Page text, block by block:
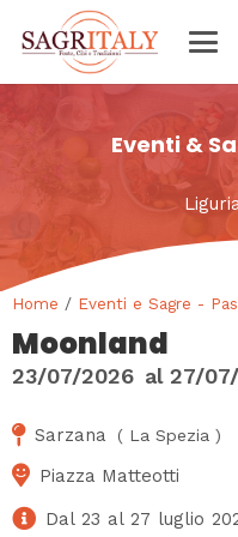
Eventi &
Home / Eventi e Sagre -
Moonland
23/07/2026 al 27/
Sarzana ( La Spezia )
Piazza Matteotti
Dal 23 al 27 luglio